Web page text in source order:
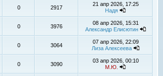
0 2917
21 апр 2026, 17:25
Надя
0 3976
08 апр 2026, 15:31
Александр Елисютин
0 3064
07 апр 2026, 22:09
Лиза Алексеева
0 3090
03 апр 2026, 00:10
М.Ю.